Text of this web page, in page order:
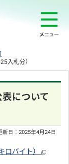
入札分）
について
新日：2025年4月24日
ロバイト）